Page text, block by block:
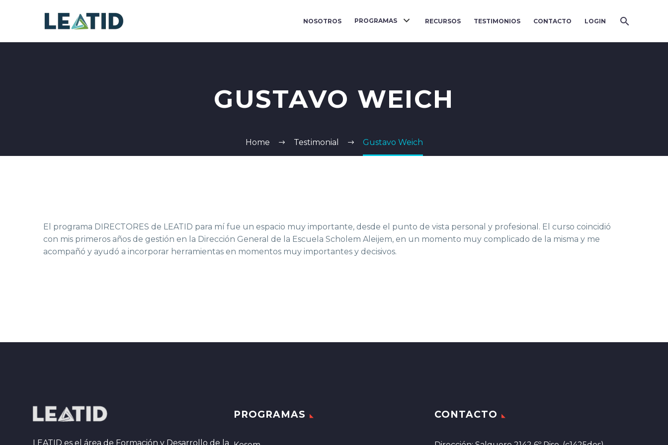
NOSOTROS PROGRAMAS RECURSOS TESTIMONIOS CONTACTO LOGIN
GUSTAVO WEICH
Home Testimonial Gustavo Weich
El programa DIRECTORES de LEATID para mí fue un espacio muy importante, desde el punto de vista personal y profesional. El curso coincidió
con mis primeros años de gestión en la Dirección General de la Escuela Scholem Aleijem, en un momento muy complicado de la misma y me
acompañó y ayudó a incorporar herramientas en momentos muy importantes y decisivos.
LEATID es el área de Formación y Desarrollo de la
PROGRAMAS CONTACTO